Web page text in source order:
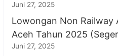
Juni 27, 2025
Lowongan Non Railway
Aceh Tahun 2025
Juni 27, 2025